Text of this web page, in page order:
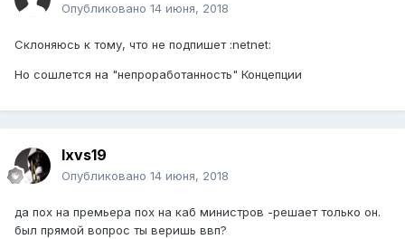
Опубликовано 14 июня, 2018
Склоняюсь к тому, что не подпишет :netnet:
Но сошлется на "непроработанность" Концепции
lxvs19
Опубликовано 14 июня, 2018
да пох на премьера пох на каб министров -решает только он.
был прямой вопрос ты веришь ввп?